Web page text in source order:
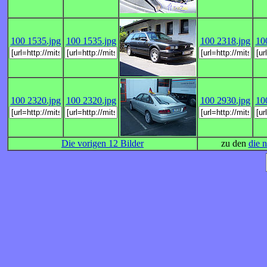
100 1535.jpg 100 1535.jpg 100 2318.jpg
100 2320.jpg 100 2320.jpg 100 2930.jpg
Die vorigen 12 Bilder zu den die